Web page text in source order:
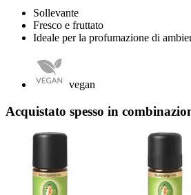
Sollevante
Fresco e fruttato
Ideale per la profumazione di
vegan
Acquistato spesso in